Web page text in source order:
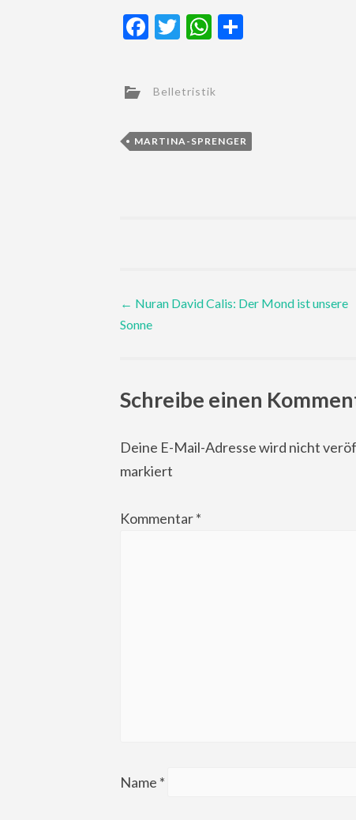
Facebook
TwitterWhatsApp
Belletristik
MARTINA-SPRENGER
Post
← Nuran David Calis: Der Mond ist unsere
Sonne
Schreibe einen
Deine E-Mail-Adresse wird nicht
markiert
Kommentar*
Name *